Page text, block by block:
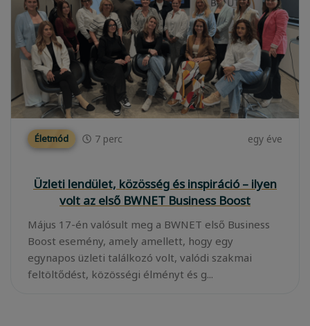
Életmód 7 perc egy éve
Üzleti lendület, közösség és inspiráció – ilyen
volt az első BWNET Business Boost
Május 17-én valósult meg a BWNET első Business
Boost esemény, amely amellett, hogy egy
egynapos üzleti találkozó volt, valódi szakmai
feltöltődést, közösségi élményt és g...